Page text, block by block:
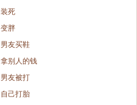
装死
变胖
男友买鞋
拿别人的钱
男友被打
自己打胎